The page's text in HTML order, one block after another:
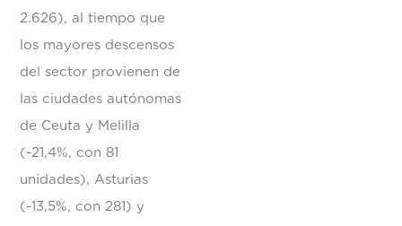
2.626), al tiempo que
los mayores descensos
del sector provienen de
las ciudades autónomas
de Ceuta y Melilla
(-21,4%, con 81
unidades), Asturias
(-13,5%, con 281) y